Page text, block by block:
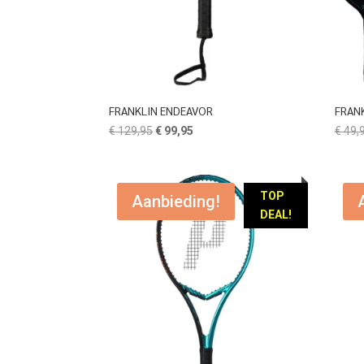
FRANKLIN ENDEAVOR
€129,95Oorspronkelijke
€ 129,95.
€ 99,95
€ 99,95.
€
TOP
DEAL!
Aanbieding!